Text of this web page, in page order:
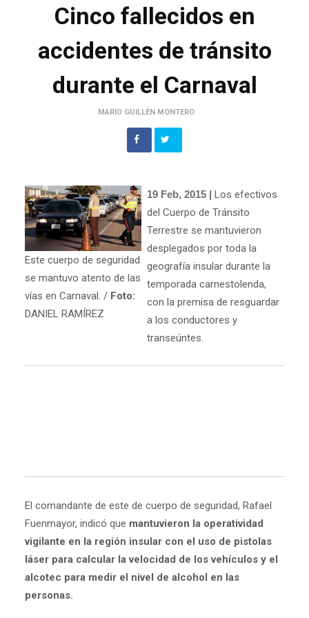
Cinco fallecidos en
accidentes de tránsito
durante el Carnaval
MARIO GUILLÉN MONTERO
Este cuerpo de seguridad
se mantuvo atento de las
vías en Carnaval. /Foto:
DANIEL RAMÍREZ
19 Feb, 2015 | Los efectivos
del Cuerpo de Tránsito
Terrestre se mantuvieron
desplegados por toda la
geografía insular durante la
temporada carnestolenda,
con la premisa de resguardar
a los conductores y
transeúntes.
El comandante de este de cuerpo de seguridad, Rafael
Fuenmayor, indicó que mantuvieron la operatividad
vigilante en la región insular con el uso de pistolas
láser para calcular la velocidad de los vehículos y el
alcotec para medir el nivel de alcohol en las
personas.